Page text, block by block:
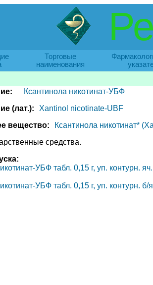
Торговые
наименования
Ксантинола никотинат-УБФ
(лат.):
Xantinol nicotinate-UBF
вещество:
Ксантинола никотинат*
средства.
УБФ табл. 0,15 г, уп. контурн.
УБФ табл. 0,15 г, уп. контурн.